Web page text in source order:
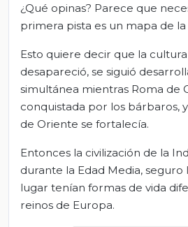
¿Qué opinas? Parece que
primera pista es un mapa de la
Esto quiere decir que la
desapareció, se siguió
simultánea mientras Roma de
conquistada por los bárbaros,
de Oriente se fortalecía.
Entonces la civilización de la
durante la Edad Media,
lugar tenían formas de vida
reinos de Europa.